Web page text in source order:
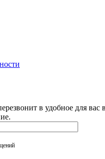
в удобное для вас